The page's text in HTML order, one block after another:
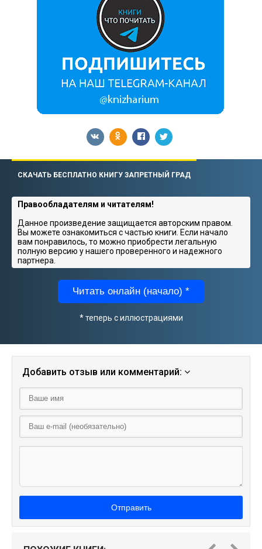
СКАЧАТЬ БЕСПЛАТНО КНИГУ ЗАПРЕТНЫЙ ГРАД
Правообладателям и читателям!
Данное произведение защищается авторским правом.
Вы можете ознакомиться с частью книги. Если начало
вам понравилось, то можно приобрести легальную
полную версию у нашего проверенного и надежного
партнера.
Читать онлайн (начало) *
* теперь с иллюстрациями
Добавить отзыв или комментарий:
Отправить